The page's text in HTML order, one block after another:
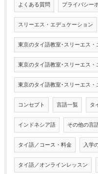
よくある質問 プライバシー
スリーエス・エデュケーション
東京のタイ語教室･スリーエス
東京のタイ語教室･スリーエス
東京のタイ語教室･スリーエス
コンセプト 言語一覧 タ
インドネシア語 その他の言
タイ語／コース・料金 入学
タイ語／オンラインレッスン